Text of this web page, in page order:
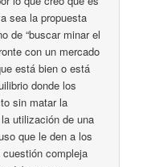
sea la propuesta
de “buscar minar el
con un mercado
está bien o está
donde los
sin matar la
utilización de una
que le den a los
compleja